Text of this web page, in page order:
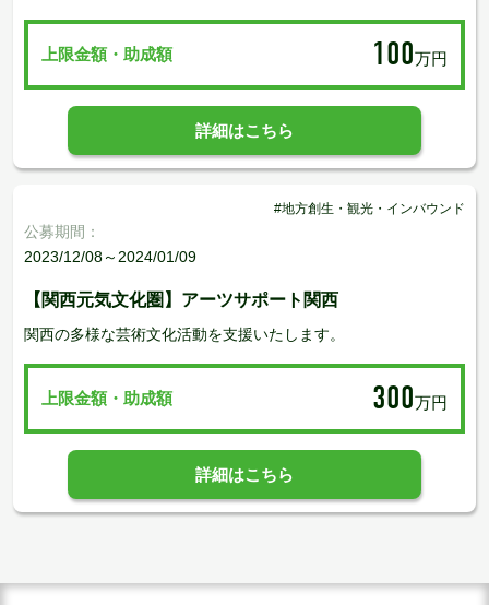
上限金額・助成額 100万円
詳細はこちら
#地方創生・観光・インバウンド
公募期間：
2023/12/08～2024/01/09
【関西元気文化圏】アーツサポート関西
関西の多様な芸術文化活動を支援いたします。
上限金額・助成額 300万円
詳細はこちら